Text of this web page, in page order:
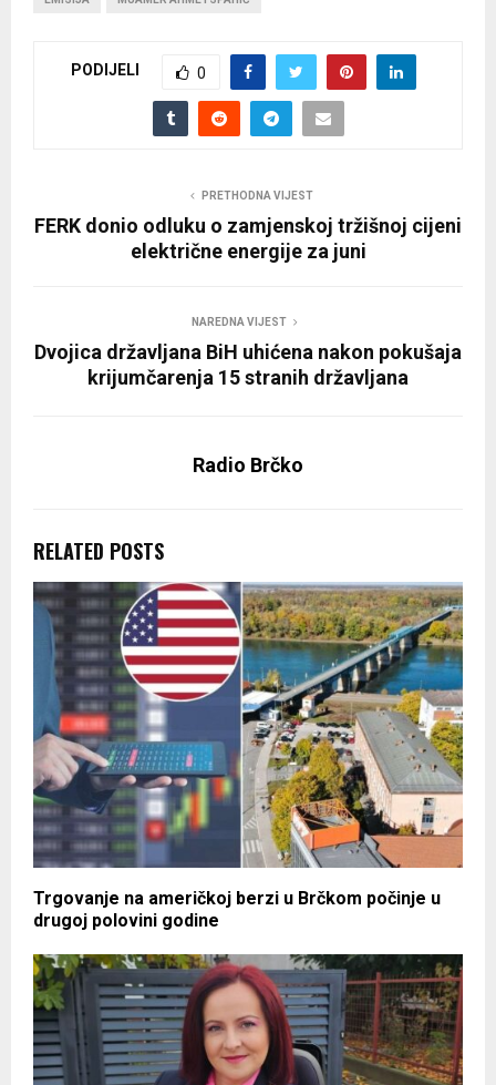
PODIJELI 0
PRETHODNA VIJEST
FERK donio odluku o zamjenskoj tržišnoj cijeni
električne energije za juni
NAREDNA VIJEST
Dvojica državljana BiH uhićena nakon pokušaja
krijumčarenja 15 stranih državljana
Radio Brčko
RELATED POSTS
Trgovanje na američkoj berzi u Brčkom počinje u
drugoj polovini godine